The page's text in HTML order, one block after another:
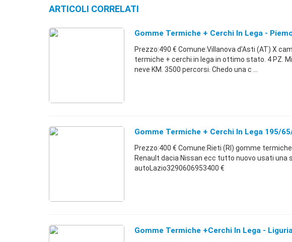
ARTICOLI CORRELATI
Gomme Termiche + Cerchi In Lega -
Prezzo:490 € Comune:Villanova d'Asti (AT) X
termiche + cerchi in lega in ottimo stato. 4 PZ.
neve KM. 3500 percorsi. Chedo una c ...
Gomme Termiche + Cerchi In Lega 195/
Prezzo:400 € Comune:Rieti (RI) gomme
Renault dacia Nissan ecc tutto nuovo usati una
autoLazio3290606953400 €
Gomme Termiche +cerchi In Lega -